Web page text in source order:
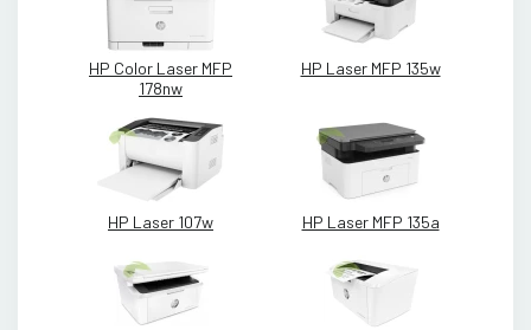
HP Color Laser MFP
178nw
HP Laser MFP 135w
HP Laser 107w HP Laser MFP 135a